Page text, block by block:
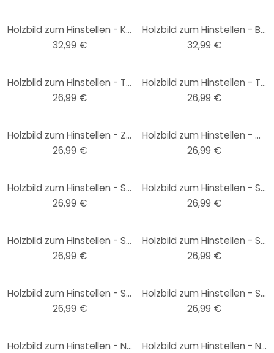
Holzbild zum Hinstellen - Katzen Ying & Yang - Tunaboylu - 15x15 cm
32,99 €
Holzbild zum Hinstellen - Bonjour mit Kussmund - Fritsch - 15x15 cm
32,99 €
Holzbild zum Hinstellen - Tohmé - I kissed a girl - 15x15 cm
26,99 €
Holzbild zum Hinstellen - Tohmé - Flawless Marilyn - 15x15 cm
26,99 €
Holzbild zum Hinstellen - Zeig mir deine Pfote Katze - Korenkova - 15x15 cm
26,99 €
Holzbild zum Hinstellen - Wellness Löwe mit Kaffee - Korenkova - 15x15 cm
26,99 €
Holzbild zum Hinstellen - Schwarze Katze mit Schlafmaske - Korenkova - 15x15 cm
26,99 €
Holzbild zum Hinstellen - Schwarze Katze mit pinken Donuts - Korenkova - 15x15 cm
26,99 €
Holzbild zum Hinstellen - Schwarze Katze mit Bandana - Korenkova - 15x15 cm
26,99 €
Holzbild zum Hinstellen - Schwarze Katze kopfüber - Korenkova - 15x15 cm
26,99 €
Holzbild zum Hinstellen - Schwarze Katze im Kaktus-Versteck - Korenkova - 15x15 cm
26,99 €
Holzbild zum Hinstellen - Schnatternde Gänse - Korenkova - 15x15 cm
26,99 €
Holzbild zum Hinstellen - Neugierige Schleiereule - Korenkova - 15x15 cm
Holzbild zum Hinstellen - Neugierige Gans - Korenkova - 15x15 cm